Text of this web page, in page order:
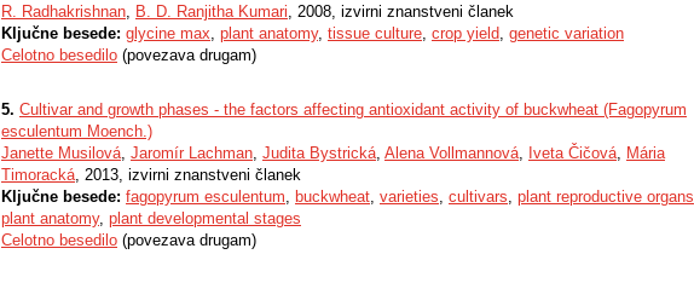
R. Radhakrishnan, B. D. Ranjitha Kumari, 2008, izvirni znanstveni članek
Ključne besede: glycine max, plant anatomy, tissue culture, crop yield, genetic variation
Celotno besedilo (povezava drugam)
5. Cultivar and growth phases - the factors affecting antioxidant activity of buckwheat (Fagopyrum
esculentum Moench.)
Janette Musilová, Jaromír Lachman, Judita Bystrická, Alena Vollmannová, Iveta Čičová, Mária
Timoracká, 2013, izvirni znanstveni članek
Ključne besede: fagopyrum esculentum, buckwheat, varieties, cultivars, plant reproductive organs
plant anatomy, plant developmental stages
Celotno besedilo (povezava drugam)